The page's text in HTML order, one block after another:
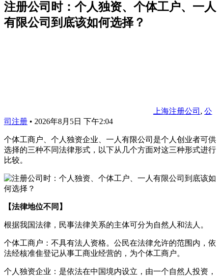
注册公司时：个人独资、个体工户、一人
有限公司到底该如何选择？
上海注册公司 , 公
司注册 • 2026年8月5日 下午2:04
个体工商户、个人独资企业、一人有限公司是个人创业者可供
选择的三种不同法律形式，以下从几个方面对这三种形式进行
比较。
【法律地位不同】
根据我国法律，民事法律关系的主体可分为自然人和法人。
个体工商户：不具有法人资格。公民在法律允许的范围内，依
法经核准隹登记从事工商业经营的，为个体工商户。
个人独资企业：是依法在中国境内设立，由一个自然人投资，